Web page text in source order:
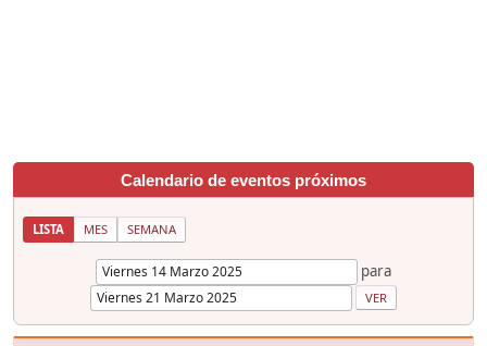
Calendario de eventos próximos
LISTA MES SEMANA
para